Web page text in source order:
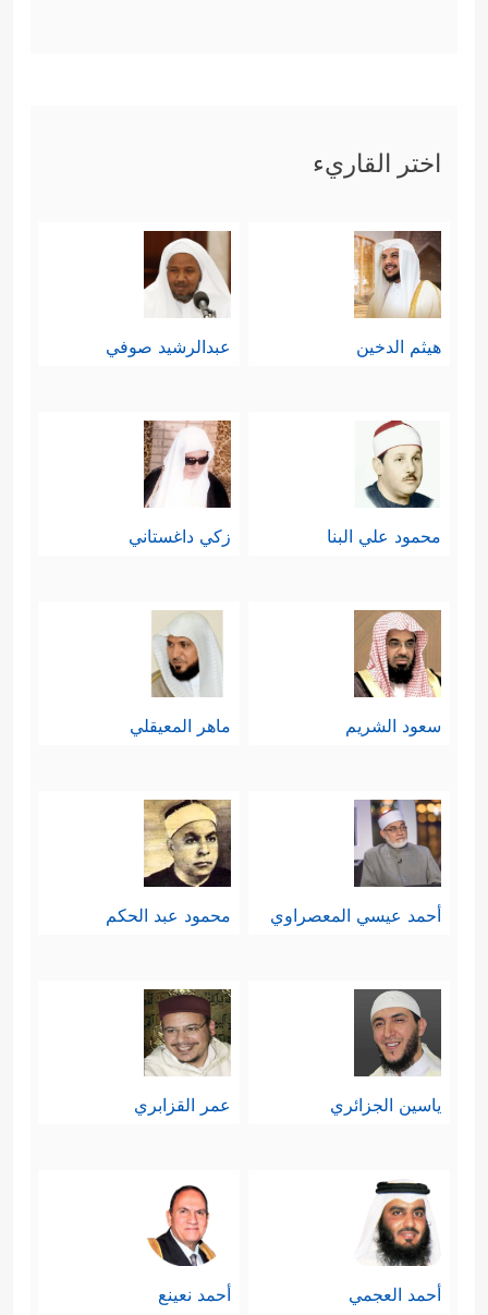
اختر القاريء
هيثم الدخين عبدالرشيد صوفي
محمود علي البنا زكي داغستاني
سعود الشريم ماهر المعيقلي
أحمد عيسي المعصراوي محمود عبد الحكم
ياسين الجزائري عمر القزابري
أحمد العجمي أحمد نعينع